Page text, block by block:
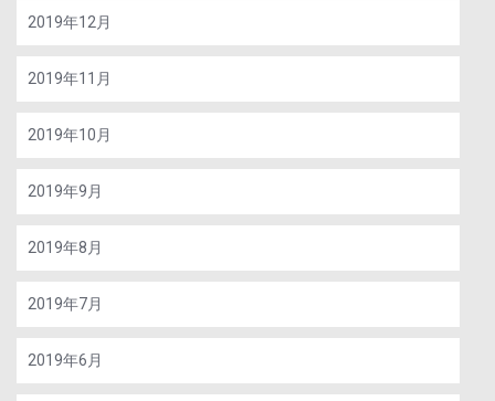
2019年12月
2019年11月
2019年10月
2019年9月
2019年8月
2019年7月
2019年6月